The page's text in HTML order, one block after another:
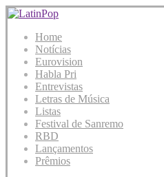
Home
Notícias
Eurovision
Habla Pri
Entrevistas
Letras de Música
Listas
Festival de Sanremo
RBD
Lançamentos
Prêmios